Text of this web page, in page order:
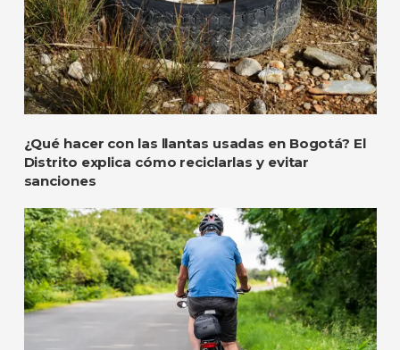
¿Qué hacer con las llantas usadas en Bogotá? El
Distrito explica cómo reciclarlas y evitar
sanciones